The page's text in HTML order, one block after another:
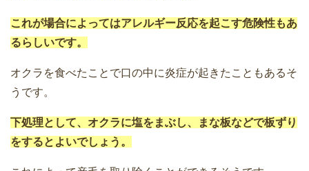
これが場合によってはアレルギー反応を起こす危険性もあ
るらしいです。
オクラを食べたことで口の中に炎症が起きたこともあるそ
うです。
下処理として、オクラに塩をまぶし、まな板などで板ずり
をするとよいでしょう。